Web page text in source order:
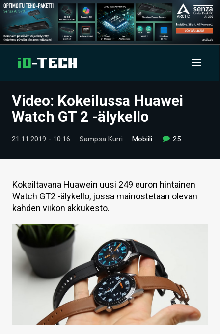
UUTISET
TIETOA
HINTA.FI
KAUPPA
VAIHDA TEEMA
Video: Kokeilussa Huawei
Watch GT 2 -älykello
21.11.2019 - 10:16 Sampsa Kurri Mobiili 25
Kokeiltavana Huawein uusi 249 euron hintainen
Watch GT2 -älykello, jossa mainostetaan olevan
kahden viikon akkukesto.